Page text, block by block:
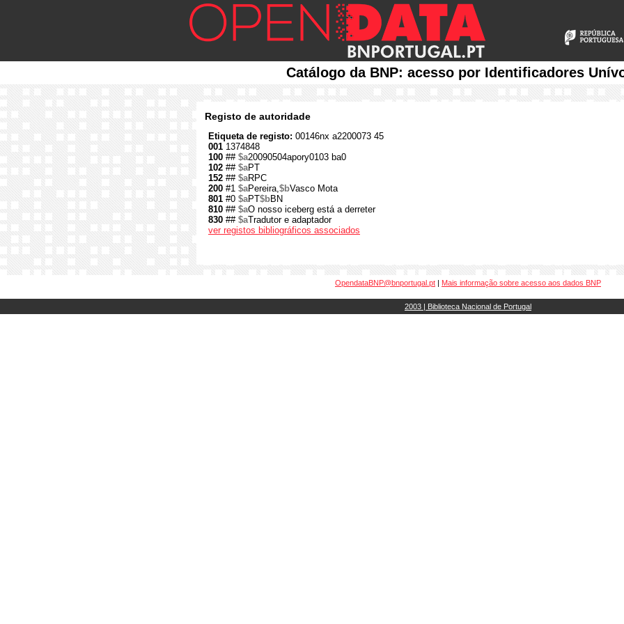
Catálogo da BNP: acesso por Identificadores
Registo de autoridade
Etiqueta de registo: 00146nx a2200073 45
001 1374848
100 ## $a20090504apory0103 ba0
102 ## $aPT
152 ## $aRPC
200 #1 $aPereira,$bVasco Mota
801 #0 $aPT$bBN
810 ## $aO nosso iceberg está a derreter
830 ## $aTradutor e adaptador
ver registos bibliográficos associados
OpendataBNP@bnportugal.pt | Mais informação sobre acesso aos dados BNP
2003 | Biblioteca Nacional de Portugal